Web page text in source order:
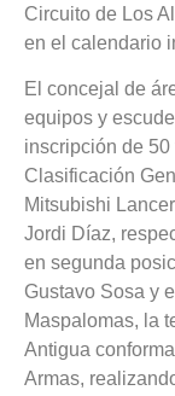
Circuito de Los
en el calendario
El concejal de
equipos y
inscripción de
Clasificación
Mitsubishi
Jordi Díaz,
en segunda
Gustavo Sosa y
Maspalomas, la
Antigua
Armas,